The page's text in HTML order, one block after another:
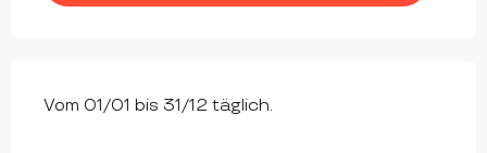
Vom 01/01 bis 31/12 täglich.